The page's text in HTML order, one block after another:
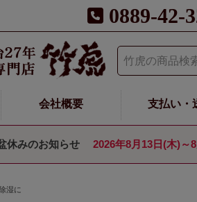
0889-42-
会社概要 支払い・
休みのお知らせ 2026年8月13日(木)～
湿に